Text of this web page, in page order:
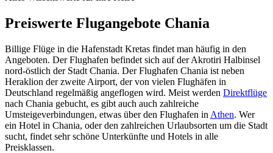
Preiswerte Flugangebote Chania
Billige Flüge in die Hafenstadt Kretas findet man häufig in den
Angeboten. Der Flughafen befindet sich auf der Akrotiri Halbinsel
nord-östlich der Stadt Chania. Der Flughafen Chania ist neben
Heraklion der zweite Airport, der von vielen Flughäfen in
Deutschland regelmäßig angeflogen wird. Meist werden Direktflüge
nach Chania gebucht, es gibt auch auch zahlreiche
Umsteigeverbindungen, etwas über den Flughafen in Athen. Wer
ein Hotel in Chania, oder den zahlreichen Urlaubsorten um die Stadt
sucht, findet sehr schöne Unterkünfte und Hotels in alle
Preisklassen.